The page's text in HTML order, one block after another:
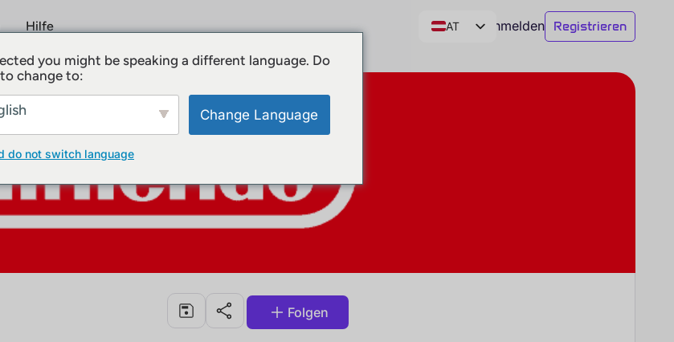
Hilfe
AT
CH
Anmelden Registrieren
Folgen
you might be speaking a different language. Do
change to:
Change Language
do not switch language